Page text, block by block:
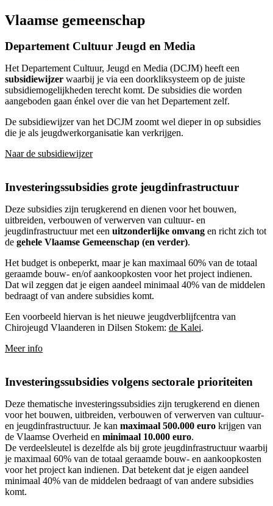
Vlaamse gemeenschap
Departement Cultuur Jeugd en Media
Het Departement Cultuur, Jeugd en Media (DCJM) heeft een
subsidiewijzer waarbij je via een doorkliksysteem op de juiste
subsidiemogelijkheden terecht komt. De subsidies die worden
aangeboden gaan énkel over die van het Departement zelf.
De subsidiewijzer van het DCJM zoomt wel dieper in op subsidies
die je als jeugdwerkorganisatie kan verkrijgen.
Naar de subsidiewijzer
Investeringssubsidies grote jeugdinfrastructuur
Deze subsidies zijn terugkerend en dienen voor het bouwen,
uitbreiden, verbouwen of verwerven van cultuur- en
jeugdinfrastructuur met een uitzonderlijke omvang en richt zich tot
de gehele Vlaamse Gemeenschap (en verder).
Het budget is onbeperkt, maar je kan maximaal 60% van de totaal
geraamde bouw- en/of aankoopkosten voor het project indienen.
Dat wil zeggen dat je eigen aandeel minimaal 40% van de middelen
bedraagt of van andere subsidies komt.
Een voorbeeld hiervan is het nieuwe jeugdverblijfcentra van
Chirojeugd Vlaanderen in Dilsen Stokem: de Kalei.
Meer info
Investeringssubsidies volgens sectorale prioriteiten
Deze thematische investeringssubsidies zijn terugkerend en dienen
voor het bouwen, uitbreiden, verbouwen of verwerven van cultuur-
en jeugdinfrastructuur. Je kan maximaal 500.000 euro krijgen van
de Vlaamse Overheid en minimaal 10.000 euro.
De verdeelsleutel is dezelfde als bij grote jeugdinfrastructuur waarbij
je maximaal 60% van de totaal geraamde bouw- en aankoopkosten
voor het project kan indienen. Dat betekent dat je eigen aandeel
minimaal 40% van de middelen bedraagt of van andere subsidies
komt.